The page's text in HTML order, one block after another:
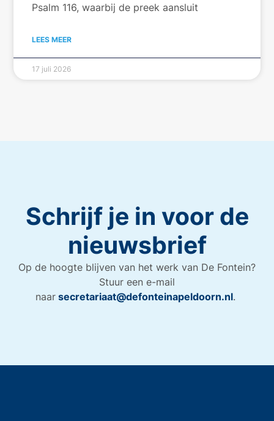
Psalm 116, waarbij de preek aansluit
LEES MEER
17 juli 2026
Schrijf je in voor de
nieuwsbrief
Op de hoogte blijven van het werk van De Fontein?
Stuur een e-mail
naar secretariaat@defonteinapeldoorn.nl.